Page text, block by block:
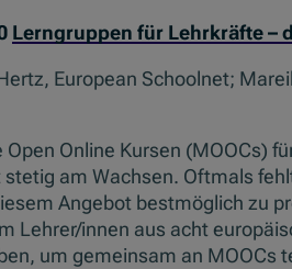
Lerngruppen für Lehrkräfte –
European Schoolnet;
Open Online Kursen (MOOCs)
am Wachsen. Oftmals
Angebot bestmöglich zu
Lehrer/innen aus acht
um gemeinsam an MOOCs